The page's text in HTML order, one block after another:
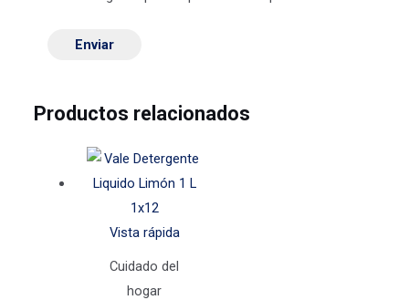
Productos relacionados
Vista rápida
Cuidado del
hogar